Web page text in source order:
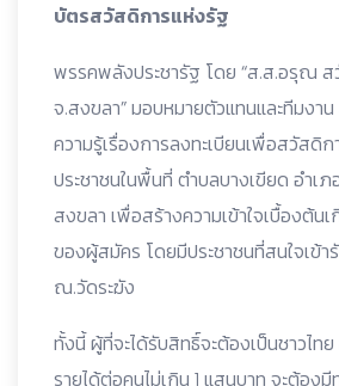
บัตรสวัสดิการแห่งรัฐ
พรรคพลังประชารัฐ โดย “ส.ส.อรุณ
จ.สงขลา” มอบหมายตัวแทนและทีมงา
ความรู้เรื่องการลงทะเบียนเพื่อสวัสดิ
ประชาชนในพื้นที่ ตำบลบางเขียด อำเ
สงขลา เพื่อสร้างความเข้าใจเบื้องต้
ของผู้สมัคร โดยมีประชาชนที่สนใจเข้
ณ.วัดระฆัง
ทั้งนี้ ผู้ที่จะได้รับสิทธิ์จะต้องเป็นชาวไท
รายได้ต่อคนไม่เกิน 1 แสนบาท จะต้อง